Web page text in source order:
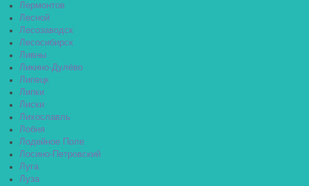
Лермонтов
Лесной
Лесозаводск
Лесосибирск
Ливны
Ликино-Дулёво
Липецк
Липки
Лиски
Лихославль
Лобня
Лодейное Поле
Лосино-Петровский
Луга
Луза